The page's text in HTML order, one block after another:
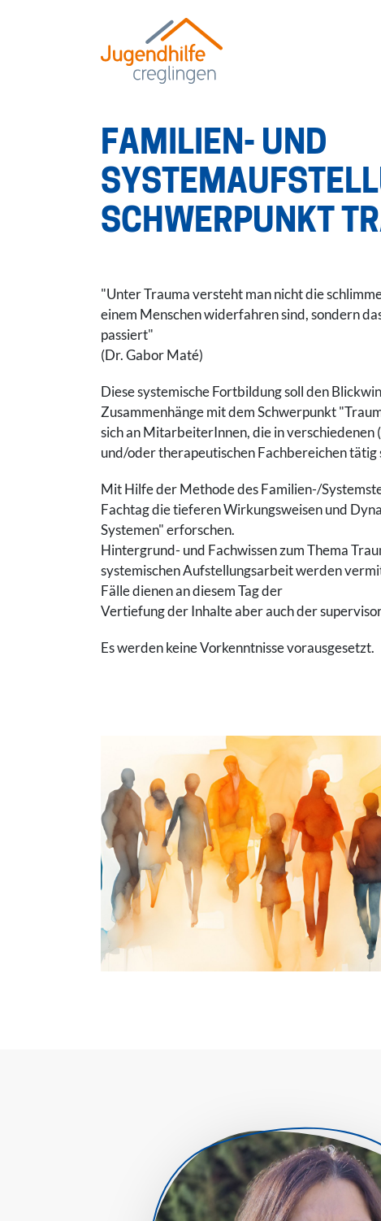
AKTUELLES
ÜBER UNS
FAMILIEN- UND
SCHWERPUNKT
"Unter Trauma versteht man nicht die
einem Menschen widerfahren sind, sondern
passiert"
(Dr. Gabor Maté)
Diese systemische Fortbildung soll den
Zusammenhänge mit dem Schwerpunkt
sich an MitarbeiterInnen, die in verschiedenen
und/oder therapeutischen Fachbereichen tätig
Mit Hilfe der Methode des Familien-/
Fachtag die tieferen Wirkungsweisen und
Systemen" erforschen.
Hintergrund- und Fachwissen zum Thema
systemischen Aufstellungsarbeit werden
Fälle dienen an diesem Tag der
Vertiefung der Inhalte aber auch der
Es werden keine Vorkenntnisse vorausgesetzt.